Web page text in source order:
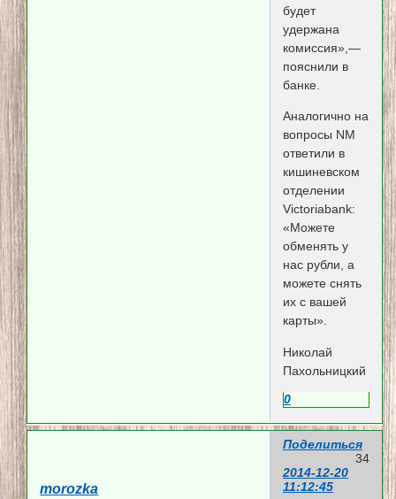
будет
удержана
комиссия»,—
пояснили в
банке.
Аналогично на
вопросы NM
ответили в
кишиневском
отделении
Victoriabank:
«Можете
обменять у
нас рубли, а
можете снять
их с вашей
карты».
Николай
Пахольницкий
0
Поделиться
34
2014-12-20
11:12:45
morozka